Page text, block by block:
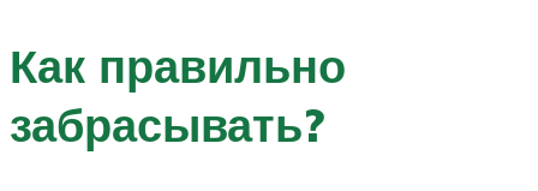
Как правильно
забрасывать?